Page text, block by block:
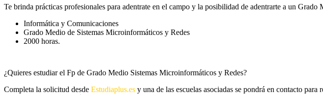
Te brinda prácticas profesionales para adentrate en el campo y la posibilidad de adentrarte a un
Informática y Comunicaciones
Grado Medio de Sistemas Microinformáticos y Redes
2000 horas.
¿Quieres estudiar el Fp de Grado Medio Sistemas Microinformáticos y Redes?
Completa la solicitud desde Estudiaplus.es y una de las escuelas asociadas se pondrá en contacto